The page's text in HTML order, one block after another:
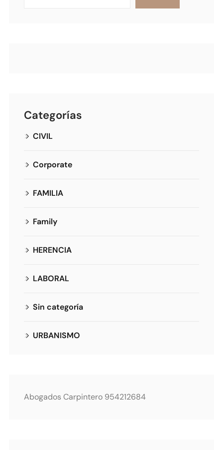
Categorías
CIVIL
Corporate
FAMILIA
Family
HERENCIA
LABORAL
Sin categoría
URBANISMO
Abogados Carpintero 954212684